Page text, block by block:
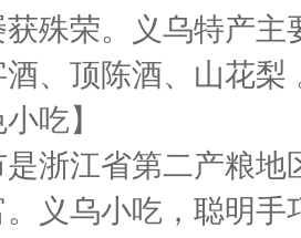
殊荣。义乌特产
酒、顶陈酒、山花梨
吃】
江省第二产粮地
义乌小吃，聪明